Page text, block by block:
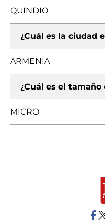
QUINDIO
¿Cuál es la ciudad
ARMENIA
¿Cuál es el tamaño
MICRO